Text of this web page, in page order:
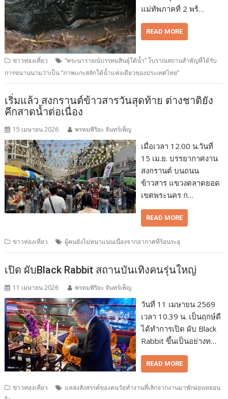
แม่ทัพภาคที่ 2 พร้…
READ MORE
ข่าวท่องเที่ยว
“พระนารายณ์บรรทมสินธุ์ใต้น้ำ” โบราณสถานสำคัญที่ได้รับ
การขนานนามว่าเป็น “ภาพแกะสลักใต้น้ำแห่งเดียวของประเทศไทย”
เริ่มแล้ว สงกรานต์ข้าวสารวันสุดท้าย ต่างชาติยัง
คึกสาดน้ำต่อเนื่อง
15 เมษายน 2026 พรหมพิริยะ จันทร์เพ็ญ
เมื่อเวลา 12.00 น.วันที่
15 เม.ย. บรรยากาศงาน
สงกรานต์ บนถนน
ข้าวสาร แขวงตลาดยอด
เขตพระนคร ก…
READ MORE
ข่าวท่องเที่ยว ผู้คนยังไม่หนาแน่นเนื่องจากอากาศที่ร้อนระอุ
เปิด ผับBlack Rabbit สถานบันเทิงคนรุ่นใหญ่
11 เมษายน 2026 พรหมพิริยะ จันทร์เพ็ญ
วันที่ 11 เมษายน 2569
เวลา 10.39 น. เป็นฤกษ์ดี
ได้ทำการเปิด ผับ Black
Rabbit ขึ้นเป็นอย่างท…
READ MORE
ข่าวท่องเที่ยว
แหล่งสังสรรค์ของคนวัยทำงานที่เลิกจากงานมาพักผ่อนหย่อน